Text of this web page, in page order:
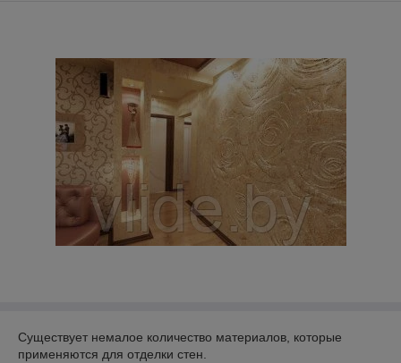
Существует немалое количество материалов, которые
применяются для отделки стен.